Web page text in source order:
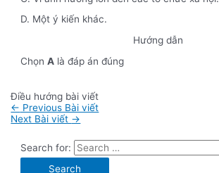
D. Một ý kiến khác.
Hướng dẫn
ChọnA là đáp án đúng
Điều hướng bài viết
← Previous Bài viết
Next Bài viết →
Search for: